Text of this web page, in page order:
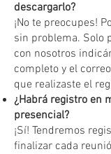
descargarlo?
¡No te preocupes!
sin problema. Solo
con nosotros
completo y el
que realizaste el
¿Habrá registro en
presencial?
¡Sí! Tendremos
finalizar cada